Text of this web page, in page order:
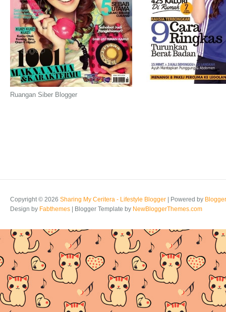
Ruangan Siber Blogger
Copyright © 2026 Sharing My Ceritera - Lifestyle Blogger | Powered by Blogger
Design by Fabthemes | Blogger Template by NewBloggerThemes.com